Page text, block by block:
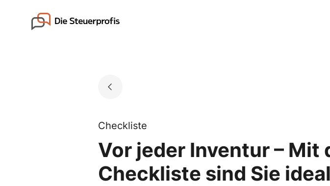
Go to landing page.
Checkliste
Vor jeder Inventur –
Checkliste sind Sie